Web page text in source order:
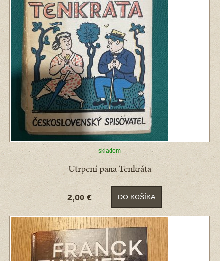
skladom
Utrpení pana Tenkráta
2,00 € DO KOŠÍKA